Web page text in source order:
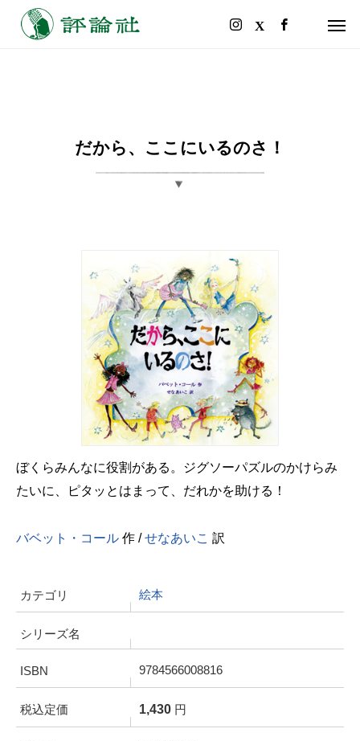
だから、ここにいるのさ！
ぼくらみんなに役割がある。ジグソーパズルのかけらみ
たいに、ピタッとはまって、だれかを助ける！
バベット・コール 作 /せなあいこ 訳
カテゴリ 絵本
シリーズ名
ISBN 9784566008816
税込定価 1,430円